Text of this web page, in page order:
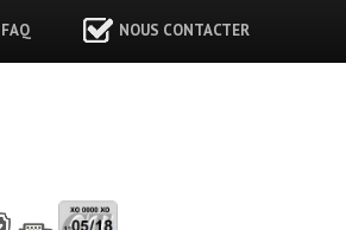
FAQ NOUS CONTACTER